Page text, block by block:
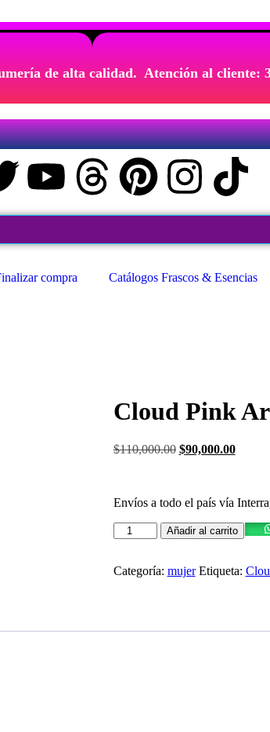
de alta calidad. Atención al cliente:
compra Catálogos Frascos & Esencias
Cloud Pink
$110,000.00 $90,000.00
Envíos a todo el país vía
Añadir al carrito
Categoría: mujer Etiqueta: